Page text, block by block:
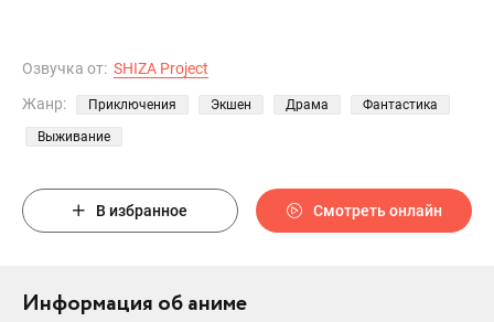
Озвучка от: SHIZA Project
Жанр:
Приключения Экшен Драма Фантастика
Выживание
В избранное Смотреть онлайн
Информация об аниме